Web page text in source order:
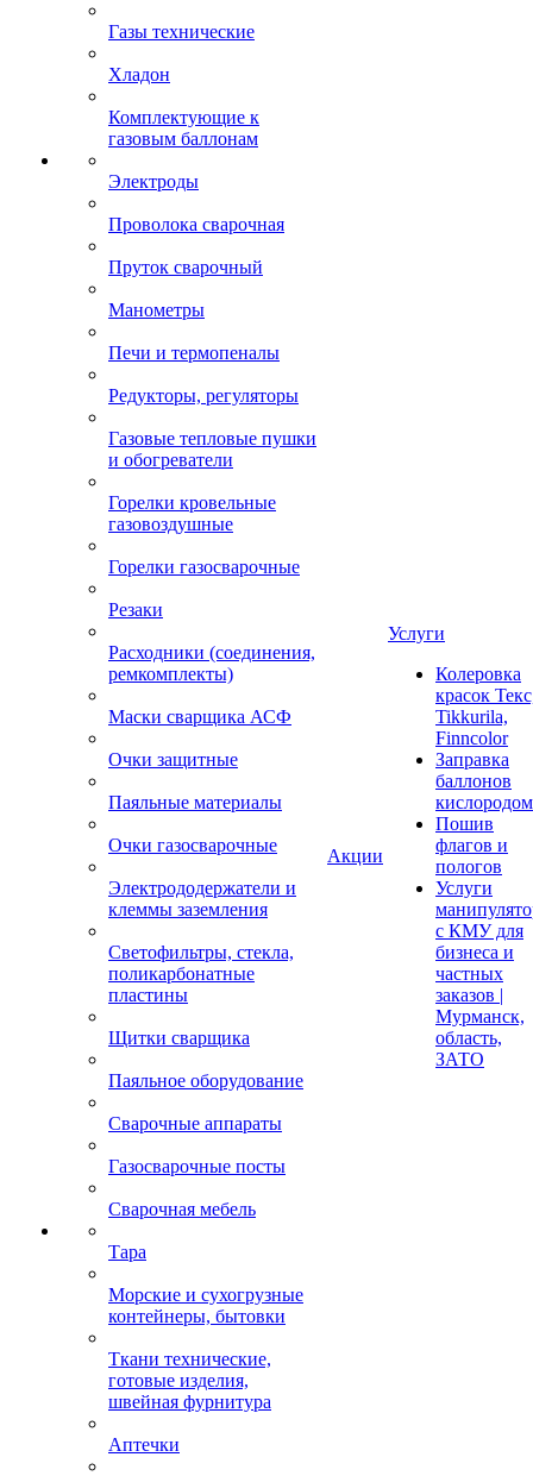
Газы технические
Хладон
Комплектующие к
газовым баллонам
Электроды
Проволока сварочная
Пруток сварочный
Манометры
Печи и термопеналы
Редукторы, регуляторы
Газовые тепловые пушки
и обогреватели
Горелки кровельные
газовоздушные
Горелки газосварочные
Резаки
Расходники (соединения,
ремкомплекты)
Маски сварщика АСФ
Очки защитные
Паяльные материалы
Очки газосварочные
Электрододержатели и
клеммы заземления
Светофильтры, стекла,
поликарбонатные
пластины
Щитки сварщика
Паяльное оборудование
Сварочные аппараты
Газосварочные посты
Сварочная мебель
Тара
Морские и сухогрузные
контейнеры, бытовки
Ткани технические,
готовые изделия,
швейная фурнитура
Аптечки
Акции
Услуги
Колеровка
красок
Tikkurila,
Finncolor
Заправка
баллонов
кислородом
Пошив
флагов и
пологов
Услуги
с КМУ для
бизнеса и
частных
заказов |
Мурманск,
область,
ЗАТО